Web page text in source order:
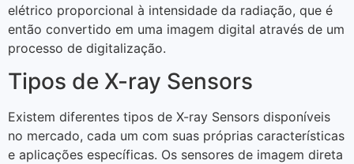
elétrico proporcional à intensidade da radiação, que é
então convertido em uma imagem digital através de um
processo de digitalização.
Tipos de X-ray Sensors
Existem diferentes tipos de X-ray Sensors disponíveis
no mercado, cada um com suas próprias características
e aplicações específicas. Os sensores de imagem direta